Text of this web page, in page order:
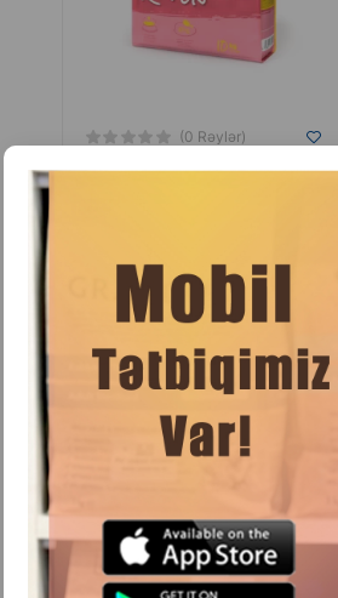
(0 Rəylər)
Josera SensiCat 15 kq həssas
həzmə malik yetkin pişiklər üçün
tam rasionlu balanslaşdırılmış quru